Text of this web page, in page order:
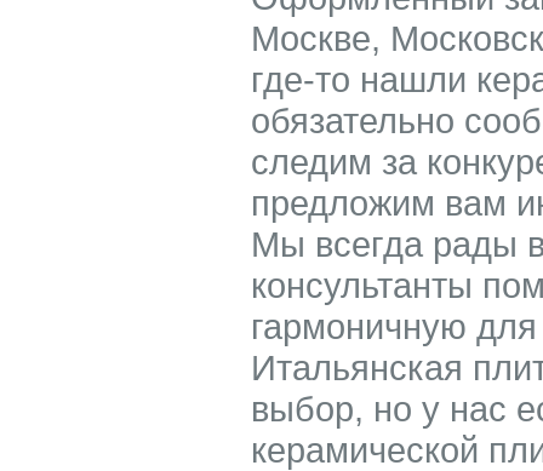
Москве,
где-то нашли
обязательно
следим за
предложим вам
Мы всегда рады
консультанты
гармоничную
Итальянская
выбор, но у нас
керамической